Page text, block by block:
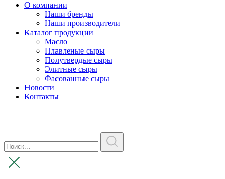
О компании
Наши бренды
Наши производители
Каталог продукции
Масло
Плавленые сыры
Полутвердые сыры
Элитные сыры
Фасованные сыры
Новости
Контакты